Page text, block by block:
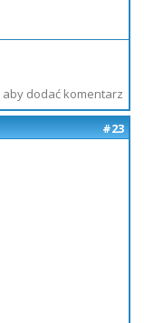
aby dodać komentarz
#23